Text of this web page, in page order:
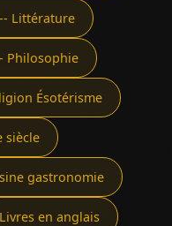
Littérature
Philosophie
Ésotérisme
siècle
gastronomie
Livres en anglais